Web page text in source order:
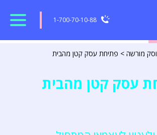
1-700-70-10-88
מורשה > פתיחת עסק קטן מהבית
עסק קטן מהבית